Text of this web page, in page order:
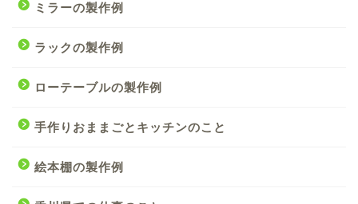
ミラーの製作例
ラックの製作例
ローテーブルの製作例
手作りおままごとキッチンのこと
絵本棚の製作例